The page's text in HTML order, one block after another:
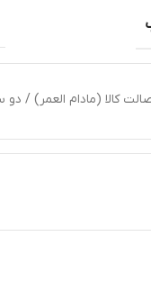
کالا (مادام العمر) /